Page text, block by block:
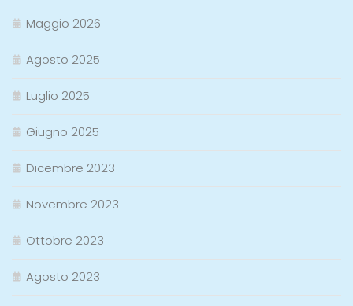
Maggio 2026
Agosto 2025
Luglio 2025
Giugno 2025
Dicembre 2023
Novembre 2023
Ottobre 2023
Agosto 2023